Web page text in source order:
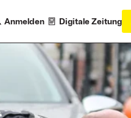
Anmelden Digitale Zeitung